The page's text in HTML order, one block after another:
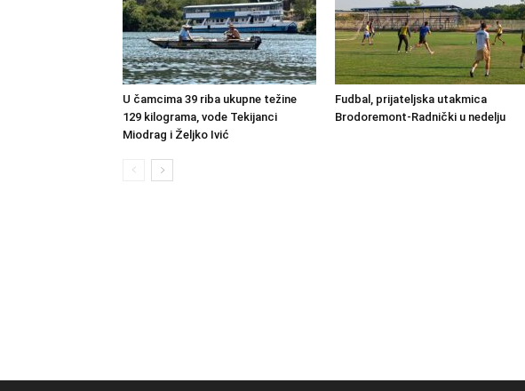
U čamcima 39 riba ukupne težine
129 kilograma, vode Tekijanci
Miodrag i Željko Ivić
Fudbal, prijateljska utakmica
Brodoremont-Radnički u nedelju